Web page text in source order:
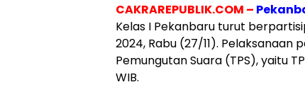
CAKRAREPUBLIK.COM –
Kelas I Pekanbaru turut
2024, Rabu (27/11).
Pemungutan Suara (TPS), yaitu
WIB.